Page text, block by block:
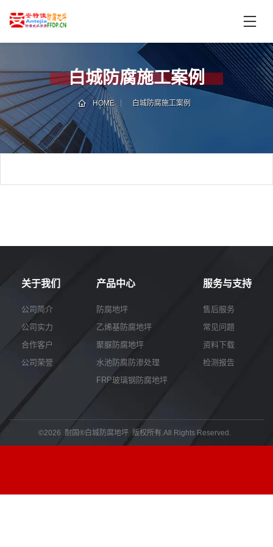
页
中
心
技
术
支
持
服
务
案
域
我
们
咨
询
白城防腐施工案例
HOME 白城防腐施工案例
关于我们
公司简介
公司实力
合作客户
公司荣誉
产品中心
防腐地坪
乙烯基防腐地坪
聚脲防腐地坪
水池防腐防渗处理
FRP玻璃钢防腐地坪
服务与支持
售后服务
常见问题
资料下载
检测报告
©2026 耐固®白城防腐地坪 版权所有.All Rights Reserved.